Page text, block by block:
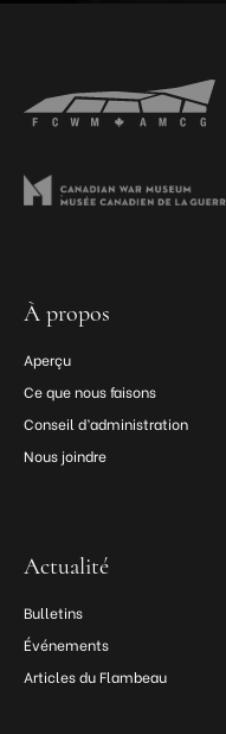
À propos
Aperçu
Ce que nous faisons
Conseil d’administration
Nous joindre
Actualité
Bulletins
Événements
Articles du Flambeau